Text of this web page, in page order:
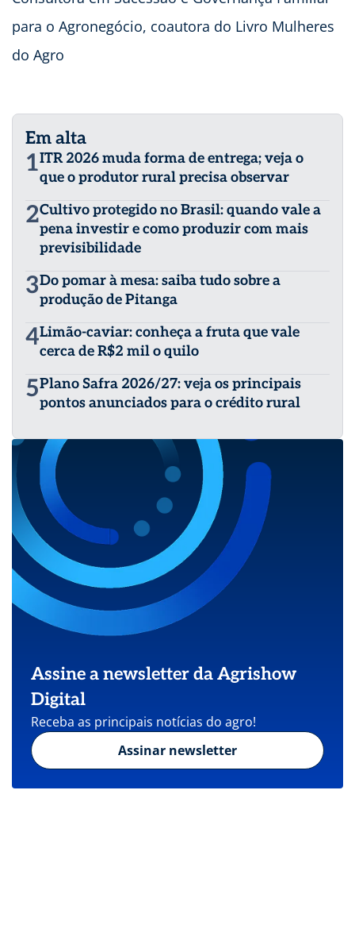
para o Agronegócio, coautora do Livro Mulheres
do Agro
Em alta
1ITR 2026 muda forma de entrega; veja o
que o produtor rural precisa observar
2Cultivo protegido no Brasil: quando vale a
pena investir e como produzir com mais
previsibilidade
3Do pomar à mesa: saiba tudo sobre a
produção de Pitanga
4Limão-caviar: conheça a fruta que vale
cerca de R$2 mil o quilo
5Plano Safra 2026/27: veja os principais
pontos anunciados para o crédito rural
Assine a newsletter da Agrishow
Digital
Receba as principais notícias do agro!
Assinar newsletter